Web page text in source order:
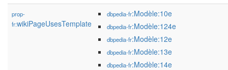
prop-
fr:wikiPageUsesTemplate
dbpedia-fr:Modèle:10e
dbpedia-fr:Modèle:124e
dbpedia-fr:Modèle:12e
dbpedia-fr:Modèle:13e
dbpedia-fr:Modèle:14e